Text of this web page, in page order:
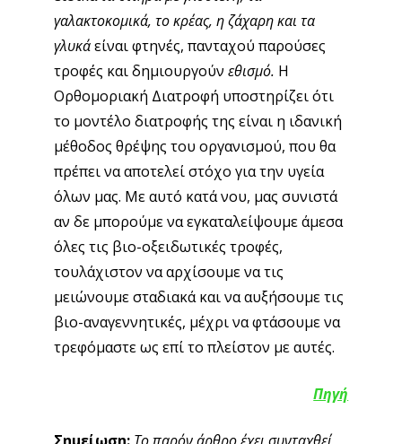
γαλακτοκομικά, το κρέας, η ζάχαρη και τα
γλυκάείναι φτηνές, πανταχού παρούσες
τροφές και δημιουργούν εθισμό. Η
Ορθομοριακή Διατροφή υποστηρίζει ότι
το μοντέλο διατροφής της είναι η ιδανική
μέθοδος θρέψης του οργανισμού, που θα
πρέπει να αποτελεί στόχο για την υγεία
όλων μας. Με αυτό κατά νου, μας συνιστά
αν δε μπορούμε να εγκαταλείψουμε άμεσα
όλες τις βιο-οξειδωτικές τροφές,
τουλάχιστον να αρχίσουμε να τις
μειώνουμε σταδιακά και να αυξήσουμε τις
βιο-αναγεννητικές, μέχρι να φτάσουμε να
τρεφόμαστε ως επί το πλείστον με αυτές.
Πηγή